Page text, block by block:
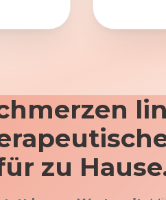
zu